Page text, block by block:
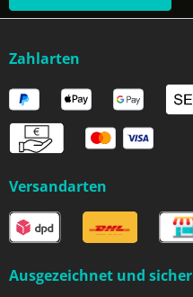
Zahlarten
Versandarten
Ausgezeichnet und sicher